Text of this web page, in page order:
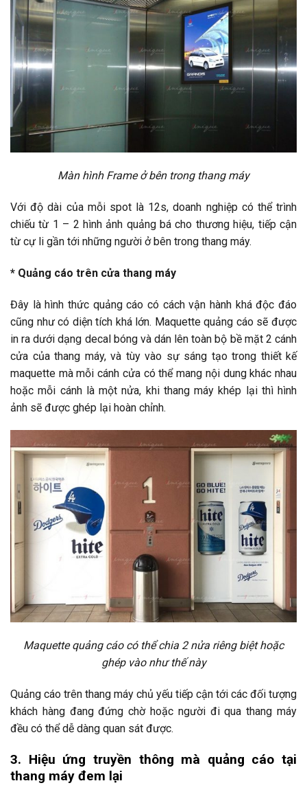
Màn hình Frame ở bên trong thang máy
Với độ dài của mỗi spot là 12s, doanh nghiệp có thể trình
chiếu từ 1 – 2 hình ảnh quảng bá cho thương hiệu, tiếp cận
từ cự li gần tới những người ở bên trong thang máy.
* Quảng cáo trên cửa thang máy
Đây là hình thức quảng cáo có cách vận hành khá độc đáo
cũng như có diện tích khá lớn. Maquette quảng cáo sẽ được
in ra dưới dạng decal bóng và dán lên toàn bộ bề mặt 2 cánh
cửa của thang máy, và tùy vào sự sáng tạo trong thiết kế
maquette mà mỗi cánh cửa có thể mang nội dung khác nhau
hoặc mỗi cánh là một nửa, khi thang máy khép lại thì hình
ảnh sẽ được ghép lại hoàn chỉnh.
Maquette quảng cáo có thể chia 2 nửa riêng biệt hoặc
ghép vào như thế này
Quảng cáo trên thang máy chủ yếu tiếp cận tới các đối tượng
khách hàng đang đứng chờ hoặc người đi qua thang máy
đều có thể dễ dàng quan sát được.
3. Hiệu ứng truyền thông mà quảng cáo tại
thang máy đem lại